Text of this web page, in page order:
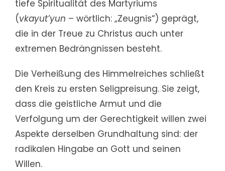
tiefe Spiritualität des Martyriums
(vkayut’yun – wörtlich: „Zeugnis“) geprägt,
die in der Treue zu Christus auch unter
extremen Bedrängnissen besteht.
Die Verheißung des Himmelreiches schließt
den Kreis zu ersten Seligpreisung. Sie zeigt,
dass die geistliche Armut und die
Verfolgung um der Gerechtigkeit willen zwei
Aspekte derselben Grundhaltung sind: der
radikalen Hingabe an Gott und seinen
Willen.